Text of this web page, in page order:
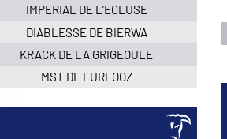
IMPERIAL DE L’ECLUSE
DIABLESSE DE BIERWA
KRACK DE LA GRIGEOULE
MST DE FURFOOZ